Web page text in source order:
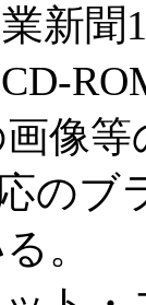
新聞
像
の
。